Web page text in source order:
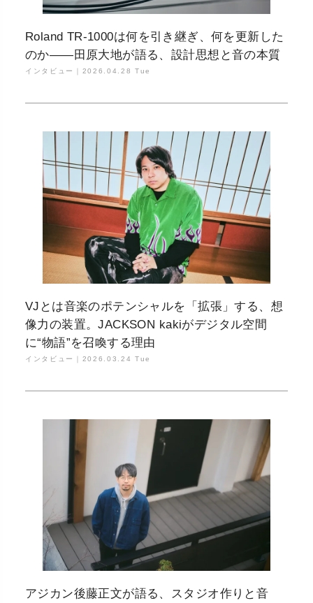
Roland TR-1000は何を引き継ぎ、何を更新した
のか——田原大地が語る、設計思想と音の本質
インタビュー｜ 2026.04.28 Tue
VJとは音楽のポテンシャルを「拡張」する、想
像力の装置。JACKSON kakiがデジタル空間
に“物語”を召喚する理由
インタビュー｜ 2026.03.24 Tue
アジカン後藤正文が語る、スタジオ作りと音